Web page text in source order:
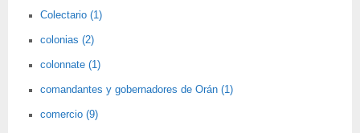
Colectario (1)
colonias (2)
colonnate (1)
comandantes y gobernadores de Orán (1)
comercio (9)